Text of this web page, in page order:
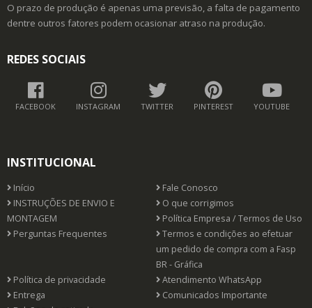
O prazo de produção é apenas uma previsão, a falta de pagamento
dentre outros fatores podem ocasionar atraso na produção.
REDES SOCIAIS
FACEBOOK INSTAGRAM TWITTER PINTEREST YOUTUBE
INSTITUCIONAL
Início
Fale Conosco
INSTRUÇÕES DE ENVIO E
MONTAGEM
O que corrigimos
Política Empresa / Termos de Uso
Perguntas Frequentes
Termos e condições ao efetuar
um pedido de compra com a Fasp
BR - Gráfica
Política de privacidade
Atendimento WhatsApp
Entrega
Comunicados Importante